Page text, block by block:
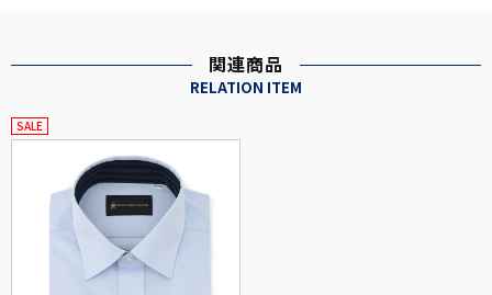
関連商品
RELATION ITEM
SALE